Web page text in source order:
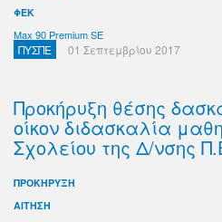
ΦΕΚ
Max 90 Premium SE
ΠΥΣΠΕ 01 Σεπτεμβρίου 2017
Προκήρυξη θέσης
οίκον διδασκαλία
Σχολείου της Δ/νσης
ΠΡΟΚΗΡΥΞΗ
ΑΙΤΗΣΗ